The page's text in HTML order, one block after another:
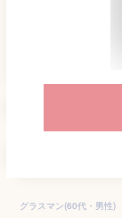
グラスマン(60代・男性)